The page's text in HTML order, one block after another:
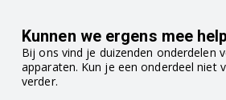
Kunnen we ergens mee
Bij ons vind je duizenden onderdelen
apparaten. Kun je een onderdeel
verder.